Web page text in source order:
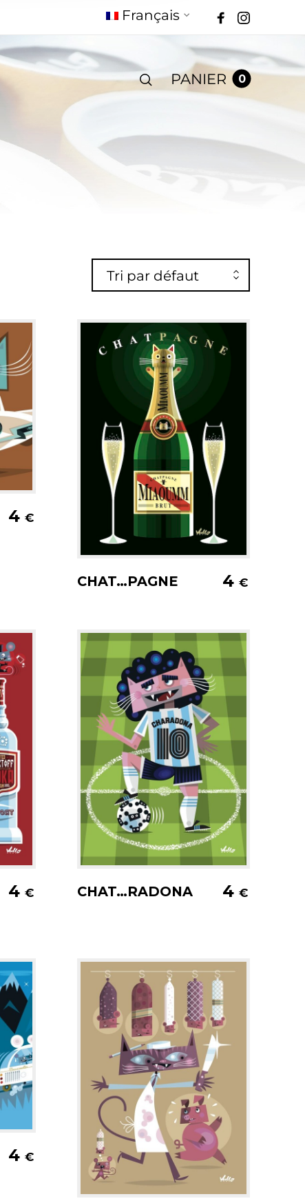
Français
PANIER 0
Tri par défaut
4 €
CHAT…PAGNE 4 €
4 € CHAT…RADONA 4 €
4 €